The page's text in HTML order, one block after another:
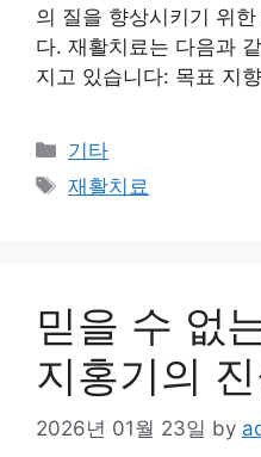
의 질을 향상시키기 위
다. 재활치료는 다음과
지고 있습니다: 목표 지
Categories
기타
Tags
재활치료
믿을 수 없
지홍기의
2026년 01월 23일 by